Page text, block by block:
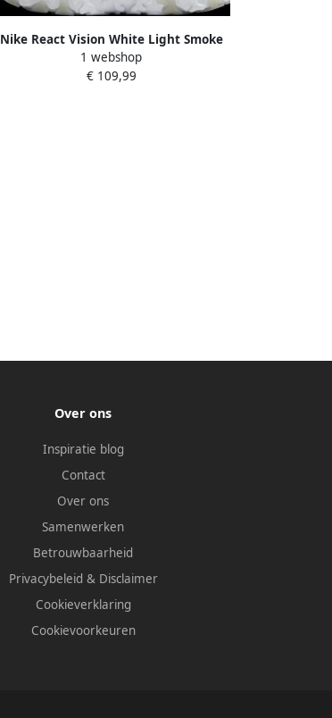
Nike React Vision White Light Smoke
Grey Smoke Grey Black
1 webshop
€ 109,99
Over ons
Inspiratie blog
Contact
Over ons
Samenwerken
Betrouwbaarheid
Privacybeleid & Disclaimer
Cookieverklaring
Cookievoorkeuren